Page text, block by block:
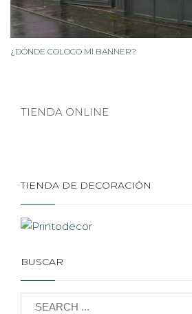
¿DÓNDE COLOCO MI BANNER?
TIENDA ONLINE
TIENDA DE DECORACIÓN
BUSCAR